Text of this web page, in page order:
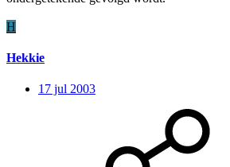
H
Hekkie
17 jul 2003